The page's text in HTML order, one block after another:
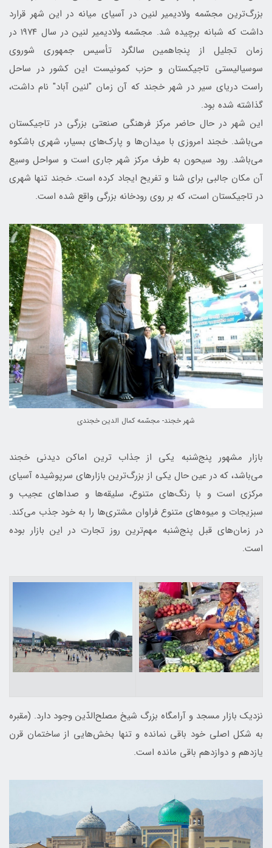
بزرگ‌ترین مجسّمه ولادیمیر لنین در آسیای میانه‌ در اين شهر قرارد
داشت كه شبانه برچیده شد. مجسّمه ولادیمیر لنین در سال ۱۹۷۴ در
زمان تجلیل از پنجاهمین سالگرد تأسيس جمهوری شوروی
سوسیالیستی تاجیکستان و حزب کمونیست این کشور در ساحل
راست دریای سیر در شهر خجند که آن زمان "لنین آباد" نام داشت،
گذاشته شده بود.
اين شهر در حال حاضر مركز فرهنگی صنعتی بزرگی در تاجيكستان
می‌باشد. خجند امروزی با ميدان‌ها و پارك‌های بسيار، شهری باشكوه
می‌باشد. رود سيحون به طرف مركز شهر جاری است و سواحل وسيع
آن مكان جالبی برای شنا و تفريح ايجاد كرده است. خجند تنها شهری
در تاجيكستان است، كه بر روی رودخانه بزرگی واقع شده است.
شهر خجند- مجسّمه كمال الدين خجندي
بازار مشهور پنج‌شنبه يكی از جذاب ترين اماكن ديدني خجند
می‌باشد، كه در عين حال يكی از بزرگ‌ترين بازارهای سرپوشيده آسيای
مركزی است و با رنگ‌های متنوع، سليقه‌ها و صداهای عجيب و
سبزيجات و ميوه‌های متنوع فراوان مشتری‌ها را به خود جذب می‌كند.
در زمان‌های قبل پنج‌شنبه مهم‌ترين روز تجارت در اين بازار بوده
است.
نزديك بازار مسجد و آرامگاه بزرگ شيخ‌ مصلح‌الدّين وجود دارد. (مقبره
به شكل اصلی خود باقی نمانده و تنها بخش‌هايی از ساختمان قرن
يازدهم و دوازدهم باقی مانده است.